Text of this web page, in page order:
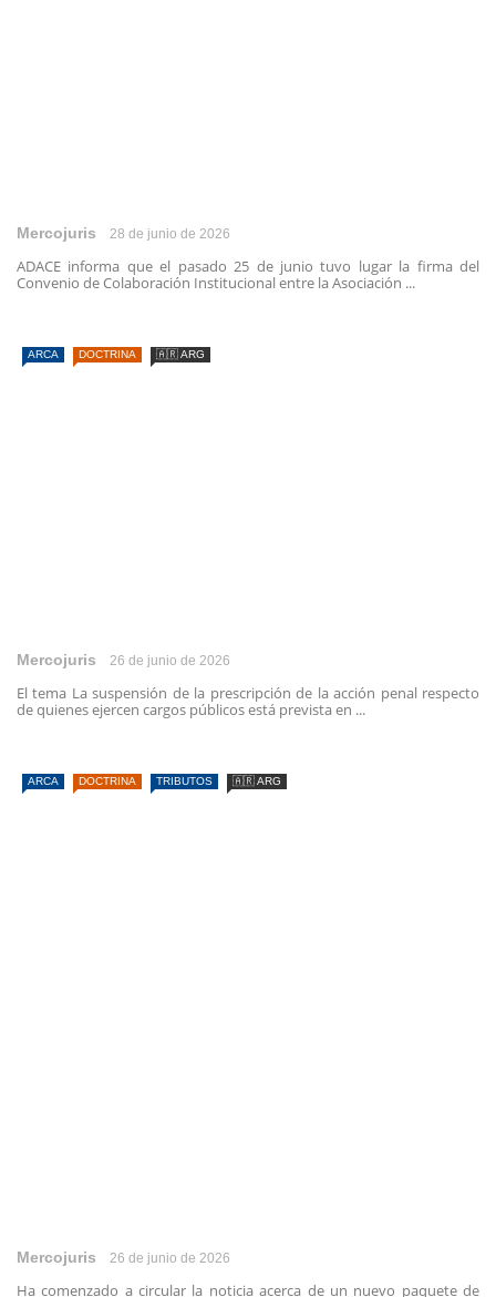
Mercojuris 28 de junio de 2026
ADACE informa que el pasado 25 de junio tuvo lugar la firma del
Convenio de Colaboración Institucional entre la Asociación ...
ARCA DOCTRINA 🇦🇷 ARG
Mercojuris 26 de junio de 2026
El tema La suspensión de la prescripción de la acción penal respecto
de quienes ejercen cargos públicos está prevista en ...
ARCA DOCTRINA TRIBUTOS 🇦🇷 ARG
Mercojuris 26 de junio de 2026
Ha comenzado a circular la noticia acerca de un nuevo paquete de